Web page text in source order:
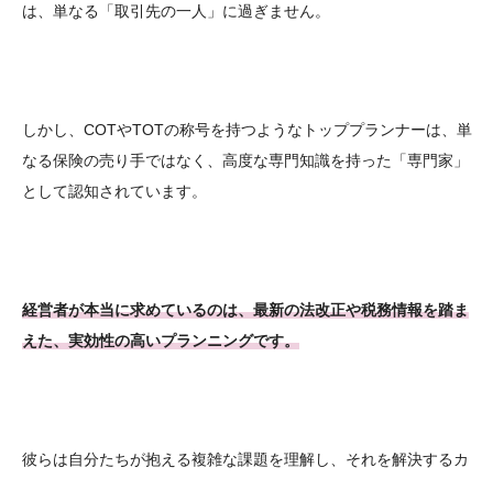
は、単なる「取引先の一人」に過ぎません。
しかし、COTやTOTの称号を持つようなトッププランナーは、単
なる保険の売り手ではなく、高度な専門知識を持った「専門家」
として認知されています。
経営者が本当に求めているのは、最新の法改正や税務情報を踏ま
えた、実効性の高いプランニングです。
彼らは自分たちが抱える複雑な課題を理解し、それを解決するカ